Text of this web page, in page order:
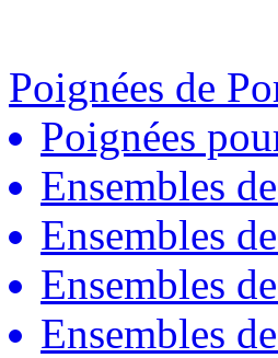
Poignées de
Poignées
Ensembles
Ensembles
Ensembles
Ensembles